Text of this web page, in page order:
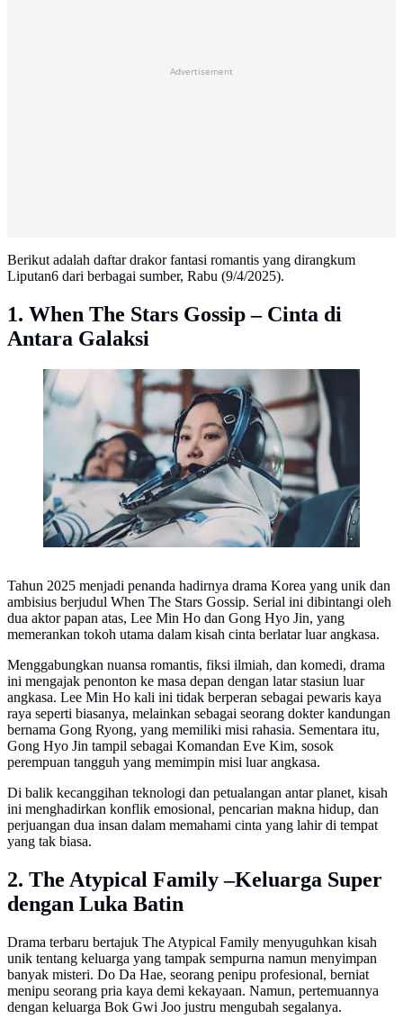
Advertisement
Berikut adalah daftar drakor fantasi romantis yang dirangkum
Liputan6 dari berbagai sumber, Rabu (9/4/2025).
1. When The Stars Gossip – Cinta di
Antara Galaksi
When the Stars Gossip (Foto: Instagram/ tvn_drama)
Tahun 2025 menjadi penanda hadirnya drama Korea yang unik dan
ambisius berjudul When The Stars Gossip. Serial ini dibintangi oleh
dua aktor papan atas, Lee Min Ho dan Gong Hyo Jin, yang
memerankan tokoh utama dalam kisah cinta berlatar luar angkasa.
Menggabungkan nuansa romantis, fiksi ilmiah, dan komedi, drama
ini mengajak penonton ke masa depan dengan latar stasiun luar
angkasa. Lee Min Ho kali ini tidak berperan sebagai pewaris kaya
raya seperti biasanya, melainkan sebagai seorang dokter kandungan
bernama Gong Ryong, yang memiliki misi rahasia. Sementara itu,
Gong Hyo Jin tampil sebagai Komandan Eve Kim, sosok
perempuan tangguh yang memimpin misi luar angkasa.
Di balik kecanggihan teknologi dan petualangan antar planet, kisah
ini menghadirkan konflik emosional, pencarian makna hidup, dan
perjuangan dua insan dalam memahami cinta yang lahir di tempat
yang tak biasa.
2. The Atypical Family –Keluarga Super
dengan Luka Batin
Drama terbaru bertajuk The Atypical Family menyuguhkan kisah
unik tentang keluarga yang tampak sempurna namun menyimpan
banyak misteri. Do Da Hae, seorang penipu profesional, berniat
menipu seorang pria kaya demi kekayaan. Namun, pertemuannya
dengan keluarga Bok Gwi Joo justru mengubah segalanya.